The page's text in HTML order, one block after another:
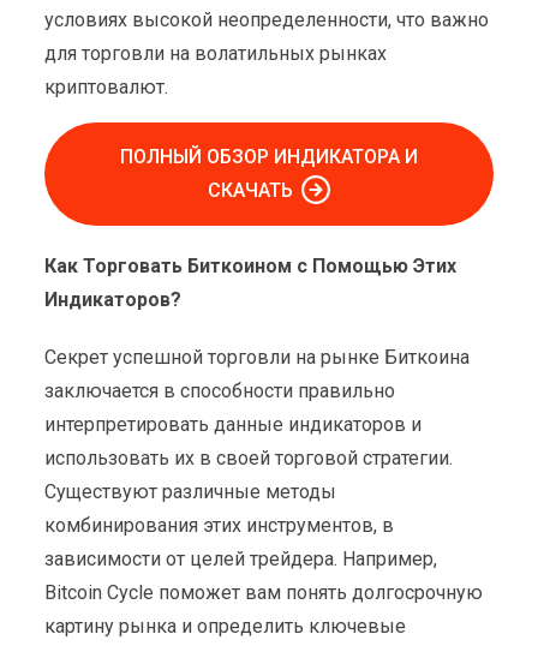
условиях высокой неопределенности, что важно
для торговли на волатильных рынках
криптовалют.
ПОЛНЫЙ ОБЗОР ИНДИКАТОРА И
СКАЧАТЬ
Как Торговать Биткоином с Помощью Этих
Индикаторов?
Секрет успешной торговли на рынке Биткоина
заключается в способности правильно
интерпретировать данные индикаторов и
использовать их в своей торговой стратегии.
Существуют различные методы
комбинирования этих инструментов, в
зависимости от целей трейдера. Например,
Bitcoin Cycle поможет вам понять долгосрочную
картину рынка и определить ключевые